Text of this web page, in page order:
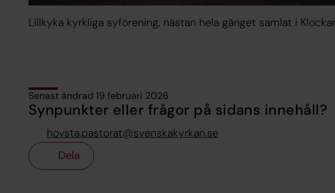
Lillkyka kyrkliga syförening, nästan hela gänget samlat i
Senast ändrad 19 februari 2026
Synpunkter eller frågor på sidans innehåll?
hovsta.pastorat@svenskakyrkan.se
Dela